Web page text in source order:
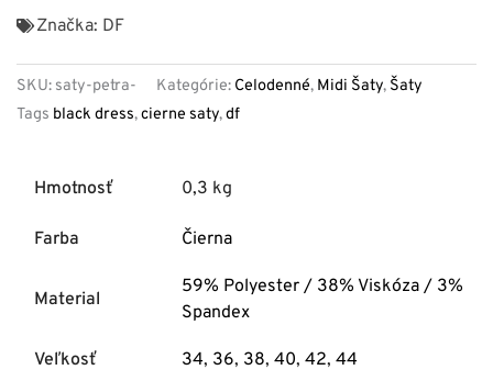
Značka: DF
SKU: saty-petra- Kategórie: Celodenné, Midi Šaty, Šaty
Tags black dress,cierne saty,df
Hmotnosť 0,3 kg
Farba Čierna
Material
59% Polyester / 38% Viskóza / 3%
Spandex
Veľkosť 34, 36, 38, 40, 42, 44